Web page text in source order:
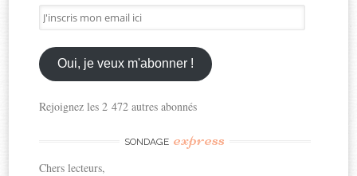
J'inscris
mon
email
ici
Oui, je veux m'abonner !
Rejoignez les 2 472 autres abonnés
SONDAGE express
Chers lecteurs,